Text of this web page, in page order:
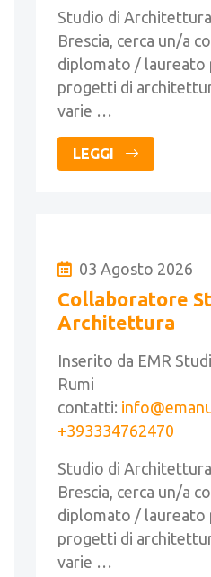
Studio di
Brescia, cerca un/a
diplomato / laureato
progetti di
varie …
LEGGI
03 Agosto 2026
Collaboratore
Architettura
Inserito da EMR
Rumi
contatti:
+393334762470
Studio di
Brescia, cerca un/a
diplomato / laureato
progetti di
varie …